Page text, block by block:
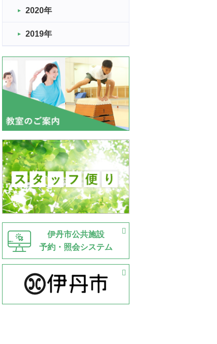
2020年
2019年
伊丹市公共施設
予約・照会システム